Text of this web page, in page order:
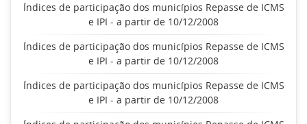
Índices de participação dos municípios Repasse de ICMS
e IPI - a partir de 10/12/2008
Índices de participação dos municípios Repasse de ICMS
e IPI - a partir de 10/12/2008
Índices de participação dos municípios Repasse de ICMS
e IPI - a partir de 10/12/2008